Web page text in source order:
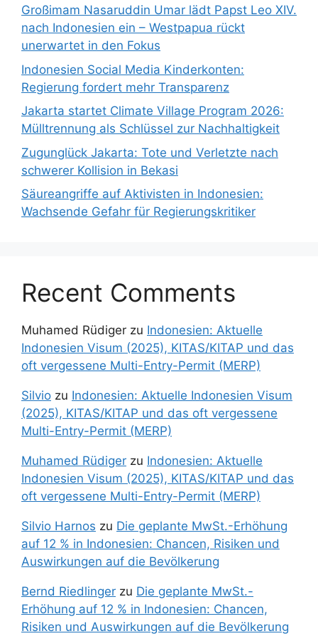
Großimam Nasaruddin Umar lädt Papst Leo XIV.
nach Indonesien ein – Westpapua rückt
unerwartet in den Fokus
Indonesien Social Media Kinderkonten:
Regierung fordert mehr Transparenz
Jakarta startet Climate Village Program 2026:
Mülltrennung als Schlüssel zur Nachhaltigkeit
Zugunglück Jakarta: Tote und Verletzte nach
schwerer Kollision in Bekasi
Säureangriffe auf Aktivisten in Indonesien:
Wachsende Gefahr für Regierungskritiker
Recent Comments
Muhamed Rüdiger zu Indonesien: Aktuelle
Indonesien Visum (2025), KITAS/KITAP und das
oft vergessene Multi-Entry-Permit (MERP)
Silvio zu Indonesien: Aktuelle Indonesien Visum
(2025), KITAS/KITAP und das oft vergessene
Multi-Entry-Permit (MERP)
Muhamed Rüdiger zu Indonesien: Aktuelle
Indonesien Visum (2025), KITAS/KITAP und das
oft vergessene Multi-Entry-Permit (MERP)
Silvio Harnos zu Die geplante MwSt.-Erhöhung
auf 12 % in Indonesien: Chancen, Risiken und
Auswirkungen auf die Bevölkerung
Bernd Riedlinger zu Die geplante MwSt.-
Erhöhung auf 12 % in Indonesien: Chancen,
Risiken und Auswirkungen auf die Bevölkerung